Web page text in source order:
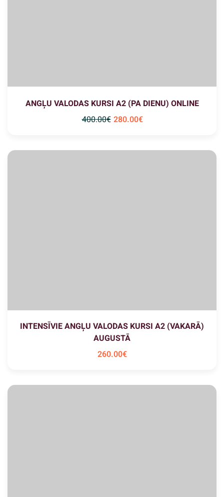
ANGĻU VALODAS KURSI A2 (PA DIENU) ONLINE
400.00€ 280.00€
INTENSĪVIE ANGĻU VALODAS KURSI A2 (VAKARĀ)
AUGUSTĀ
260.00€